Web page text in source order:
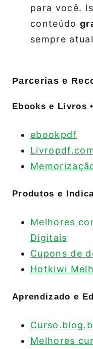
para você.
conteúdo
sempre
Parcerias e
Ebooks e Livros
ebookpdf
Produtos e
Melhores
Digitais
Cupons de
Hotkiwi
Aprendizado e
Melhores